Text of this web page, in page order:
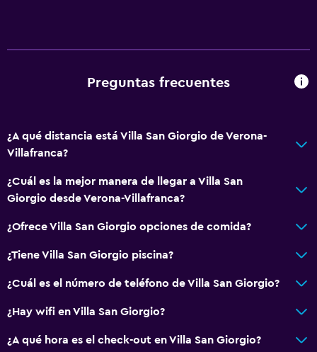
Preguntas frecuentes
¿A qué distancia está Villa San Giorgio de Verona-
Villafranca?
¿Cuál es la mejor manera de llegar a Villa San
Giorgio desde Verona-Villafranca?
¿Ofrece Villa San Giorgio opciones de comida?
¿Tiene Villa San Giorgio piscina?
¿Cuál es el número de teléfono de Villa San Giorgio?
¿Hay wifi en Villa San Giorgio?
¿A qué hora es el check-out en Villa San Giorgio?